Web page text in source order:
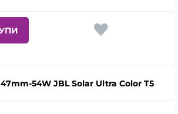
54W JBL Solar Ultra Color T5